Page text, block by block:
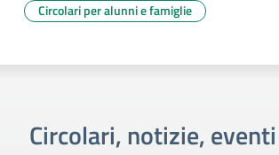
Circolari per alunni e famiglie
Circolari, notizie,